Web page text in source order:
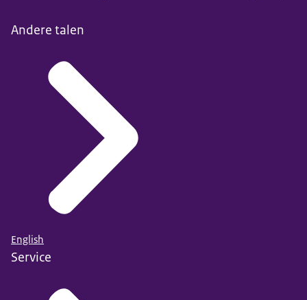
Andere talen
English
Service